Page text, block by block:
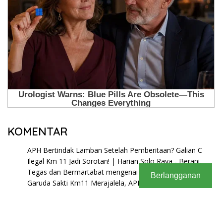
KOMENTAR
APH Bertindak Lamban Setelah Pemberitaan? Galian C
Ilegal Km 11 Jadi Sorotan! | Harian Solo Raya - Berani,
Tegas dan Bermartabat mengenai
Galian C Ilegal di
Garuda Sakti Km11 Merajalela, APH Diduga Tutup Mata!
Berlangganan